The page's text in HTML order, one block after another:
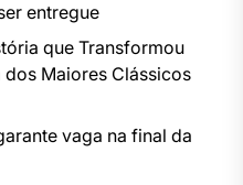
entregue
que Transformou
Maiores Clássicos
vaga na final da